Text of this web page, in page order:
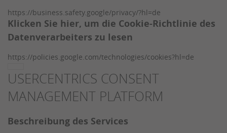
https://business.safety.google/privacy/?hl=de
Klicken Sie hier, um die Cookie-Richtlinie des
Datenverarbeiters zu lesen
https://policies.google.com/technologies/cookies?hl=de
USERCENTRICS CONSENT
MANAGEMENT PLATFORM
Beschreibung des Services